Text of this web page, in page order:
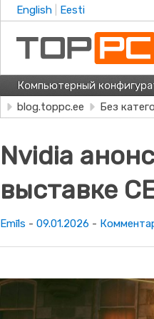
English Eesti
Компьютерный
blog.toppc.ee
Без
Nvidia
выставке
Emīls - 09.01.2026 -